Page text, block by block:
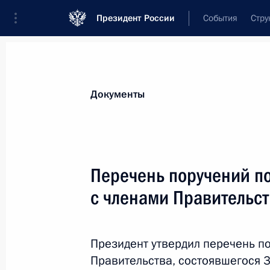
Президент России События
Все поручения
Все поручения
Документы
Перечень поручений
с членами
Президент утвердил перечень
Правительства, состоявшегося